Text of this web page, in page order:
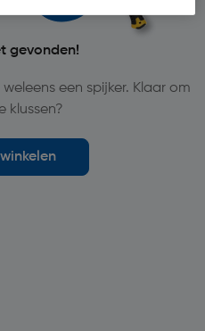
gevonden!
een spijker. Klaar om
klussen?